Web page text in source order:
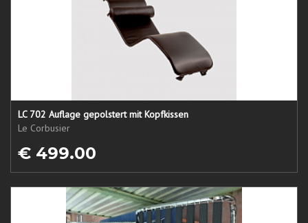
LC 702 Auflage gepolstert mit Kopfkissen
Le Corbusier
€ 499.00